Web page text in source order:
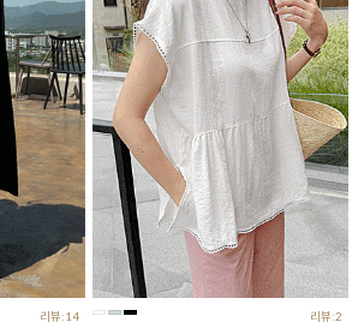
리뷰:14
리뷰:2